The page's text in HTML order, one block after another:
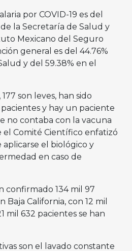
por COVID-19 es del
la Secretaría de Salud y
Mexicano del Seguro
general es del 44.76%
y del 59.38% en el
177 son leves, han sido
y hay un paciente
no contaba con la vacuna
Comité Científico enfatizó
el biológico y
en caso de
confirmado 134 mil 97
Baja California, con 12 mil
mil 632 pacientes se han
son el lavado constante